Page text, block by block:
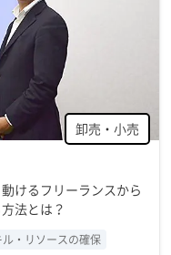
卸売・小売
けるフリーランスから
法とは？
・リソースの確保